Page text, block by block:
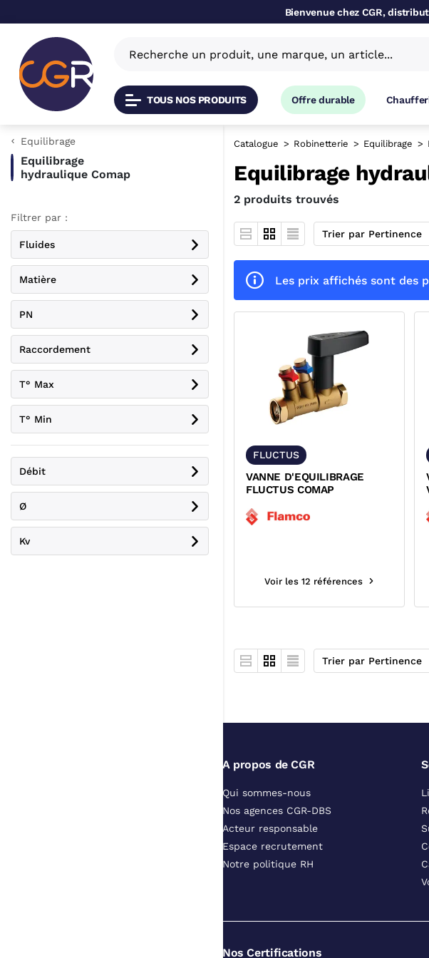
Bienvenue chez CGR,
TOUS NOS PRODUITS Offre durable
Catalogue Robinetterie Equilibrage
Equilibrage
2 produits trouvés
Trier par Pertinence
Equilibrage
Equilibrage
hydraulique Comap
Filtrer par :
Fluides
Matière
PN
Raccordement
T° Max
T° Min
Débit
Ø
Kv
Les prix affichés sont des
FLUCTUS
VANNE D'EQUILIBRAGE
FLUCTUS COMAP
Voir les 12 références
Trier par Pertinence
A propos de CGR
Qui sommes-nous
Nos agences CGR-DBS
Acteur responsable
Espace recrutement
Notre politique RH
Nos Certifications